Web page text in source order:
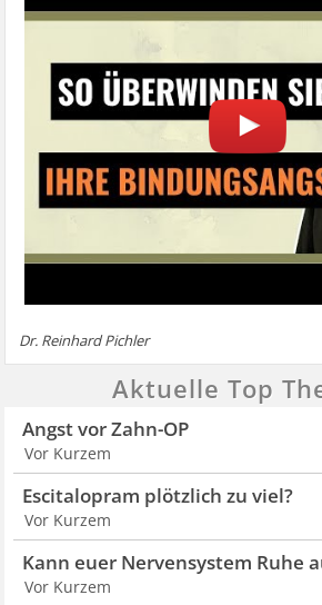
Dr. Reinhard Pichler
Aktuelle Top
Angst vor Zahn-OP
Vor Kurzem
Escitalopram plötzlich zu viel?
Vor Kurzem
Kann euer Nervensystem Ruhe
Vor Kurzem